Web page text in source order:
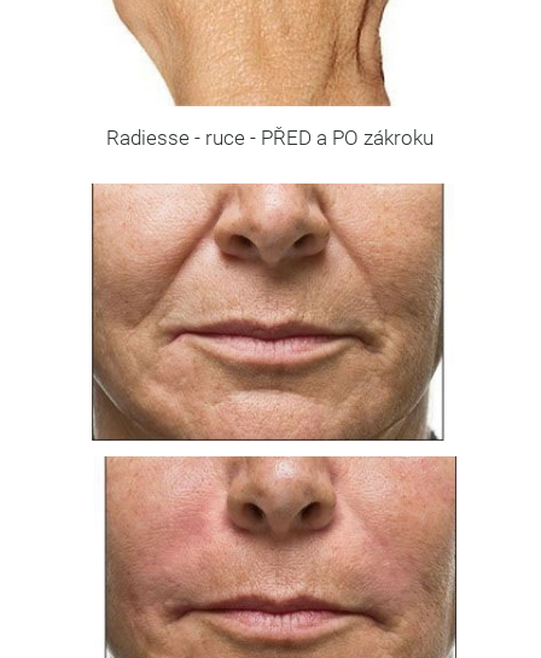
Radiesse - ruce - PŘED a PO zákroku